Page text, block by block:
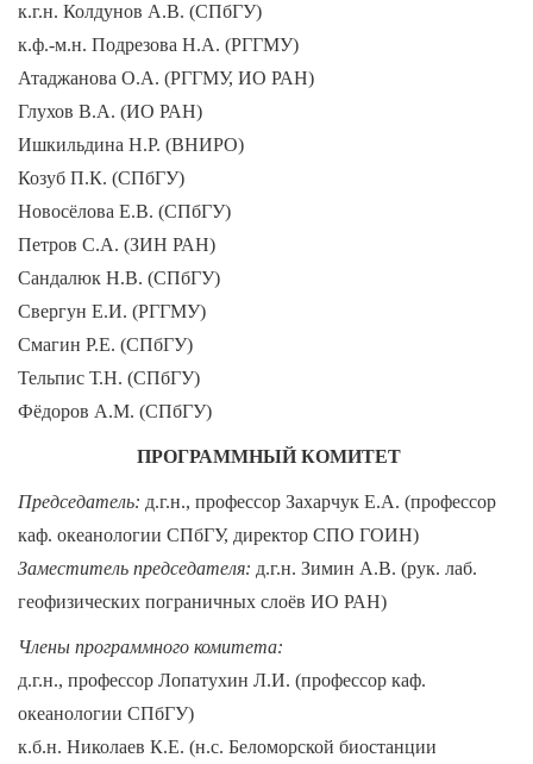
к.г.н. Колдунов А.В. (СПбГУ)
к.ф.-м.н. Подрезова Н.А. (РГГМУ)
Атаджанова О.А. (РГГМУ, ИО РАН)
Глухов В.А. (ИО РАН)
Ишкильдина Н.Р. (ВНИРО)
Козуб П.К. (СПбГУ)
Новосёлова Е.В. (СПбГУ)
Петров С.А. (ЗИН РАН)
Сандалюк Н.В. (СПбГУ)
Свергун Е.И. (РГГМУ)
Смагин Р.Е. (СПбГУ)
Тельпис Т.Н. (СПбГУ)
Фёдоров А.М. (СПбГУ)
ПРОГРАММНЫЙ КОМИТЕТ
Председатель: д.г.н., профессор Захарчук Е.А. (профессор
каф. океанологии СПбГУ, директор СПО ГОИН)
Заместитель председателя: д.г.н. Зимин А.В. (рук. лаб.
геофизических пограничных слоёв ИО РАН)
Члены программного комитета:
д.г.н., профессор Лопатухин Л.И. (профессор каф.
океанологии СПбГУ)
к.б.н. Николаев К.Е. (н.с. Беломорской биостанции